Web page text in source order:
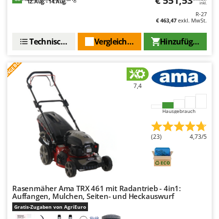
inkl.
R-27
€ 463,47 exkl. MwSt.
Hinzufügen
Vergleichen Sie
Technische Daten
ANGEBOT
7,4
Hausgebrauch
(23) 4,73/5
Rasenmäher Ama TRX 461 mit Radantrieb - 4in1:
Auffangen, Mulchen, Seiten- und Heckauswurf
Gratis-Zugaben von AgriEuro